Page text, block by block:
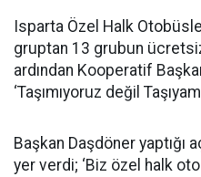
Isparta Özel Halk
gruptan 13 grubun ücretsiz
ardından Kooperatif
‘Taşımıyoruz değil
Başkan Daşdöner yaptığı
yer verdi; ‘Biz özel halk